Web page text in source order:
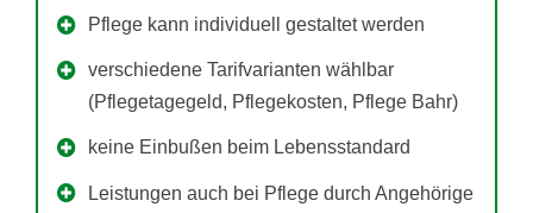
Pflege kann individuell gestaltet werden
verschiedene Tarifvarianten wählbar
(Pflegetagegeld, Pflegekosten, Pflege Bahr)
keine Einbußen beim Lebensstandard
Leistungen auch bei Pflege durch Angehörige